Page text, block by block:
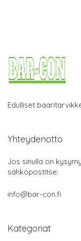
Edulliset
Yhteydenotto
Jos sinulla on
sähköpostitse:
info@bar-con.fi
Kategoriat